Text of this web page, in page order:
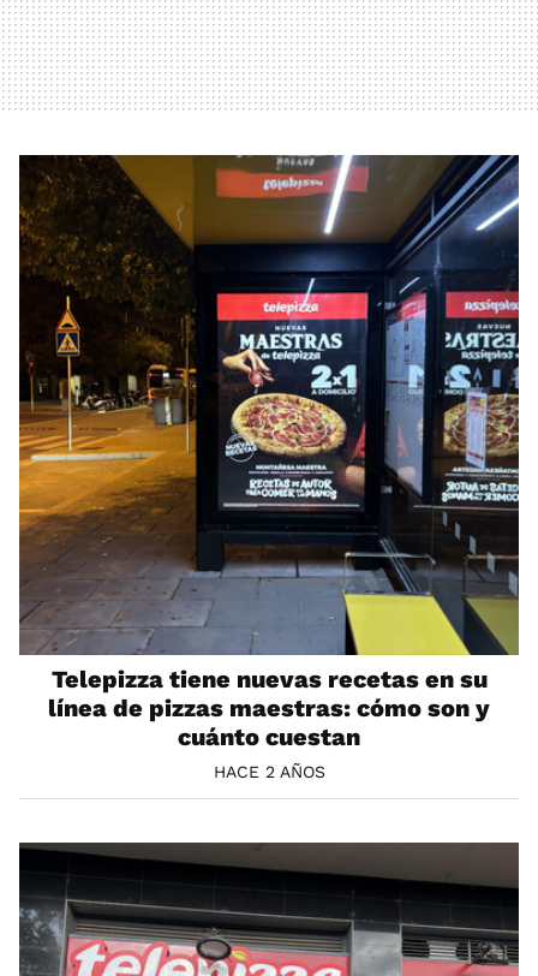
Telepizza tiene nuevas recetas en su
línea de pizzas maestras: cómo son y
cuánto cuestan
HACE 2 AÑOS